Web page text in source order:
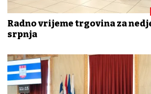
Radno vrijeme trgovina za
srpnja